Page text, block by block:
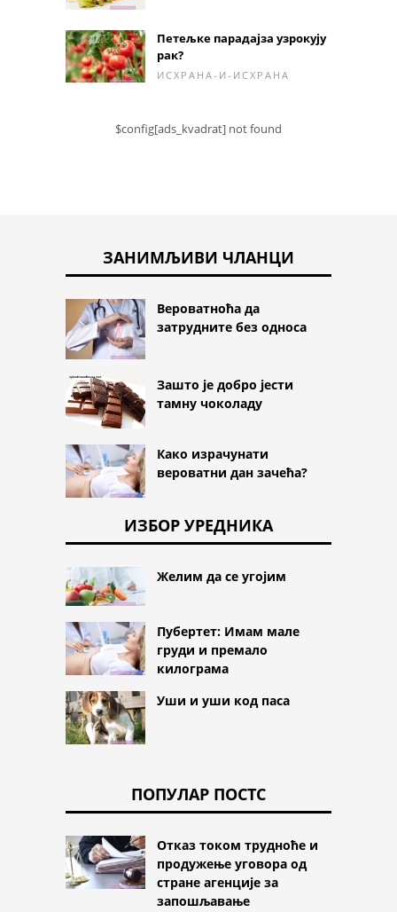
Петељке парадајза узрокују
рак?
ИСХРАНА-И-ИСХРАНА
$config[ads_kvadrat] not found
ЗАНИМЉИВИ ЧЛАНЦИ
Вероватноћа да
затрудните без односа
Зашто је добро јести
тамну чоколаду
Како израчунати
вероватни дан зачећа?
ИЗБОР УРЕДНИКА
Желим да се угојим
Пубертет: Имам мале
груди и премало
килограма
Уши и уши код паса
ПОПУЛАР ПОСТС
Отказ током трудноће и
продужење уговора од
стране агенције за
запошљавање